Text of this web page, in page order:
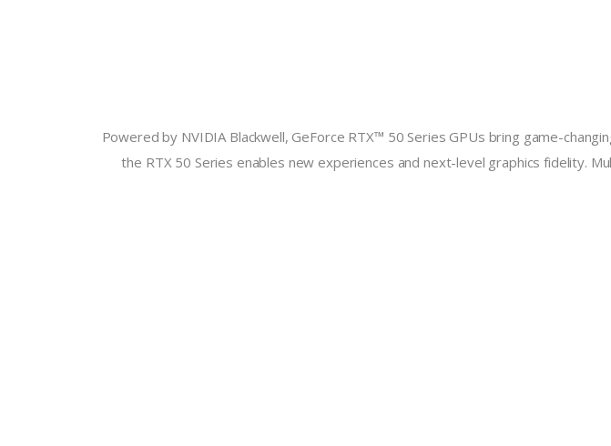
Powered by NVIDIA Blackwell, GeForce RTX™ 50 Series GPUs bring game-
the RTX 50 Series enables new experiences and next-level graphics fidelity.